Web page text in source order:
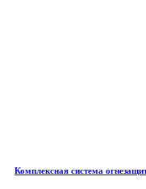
Комплексная система